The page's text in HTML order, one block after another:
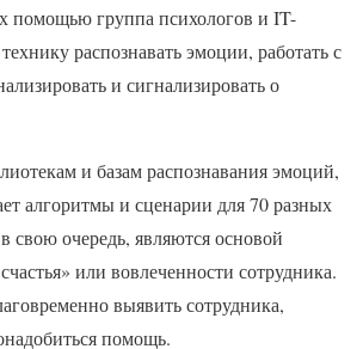
помощью группа психологов и IT-
распознавать эмоции, работать с
и сигнализировать о
и базам распознавания эмоций,
алгоритмы и сценарии для 70 разных
свою очередь, являются основой
или вовлеченности сотрудника.
выявить сотрудника,
помощь.